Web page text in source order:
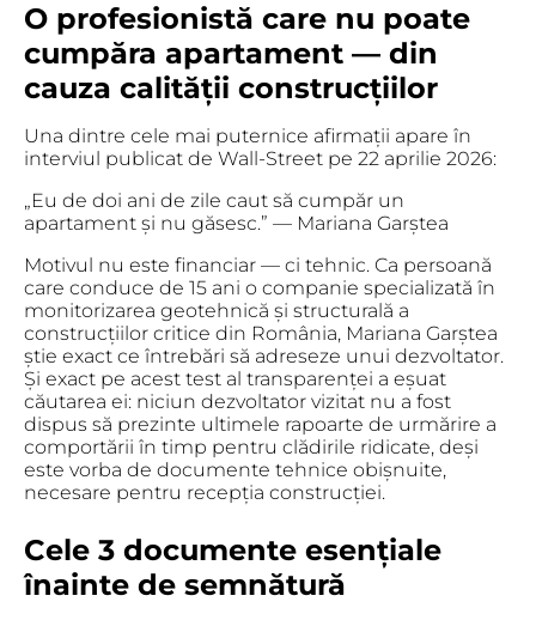
O profesionistă care nu poate
cumpăra apartament — din
cauza calității construcțiilor
Una dintre cele mai puternice afirmații apare în
interviul publicat de Wall-Street pe 22 aprilie 2026:
„Eu de doi ani de zile caut să cumpăr un
apartament și nu găsesc.” — Mariana Garștea
Motivul nu este financiar — ci tehnic. Ca persoană
care conduce de 15 ani o companie specializată în
monitorizarea geotehnică și structurală a
construcțiilor critice din România, Mariana Garștea
știe exact ce întrebări să adreseze unui dezvoltator.
Și exact pe acest test al transparenței a eșuat
căutarea ei: niciun dezvoltator vizitat nu a fost
dispus să prezinte ultimele rapoarte de urmărire a
comportării în timp pentru clădirile ridicate, deși
este vorba de documente tehnice obișnuite,
necesare pentru recepția construcției.
Cele 3 documente esențiale
înainte de semnătură